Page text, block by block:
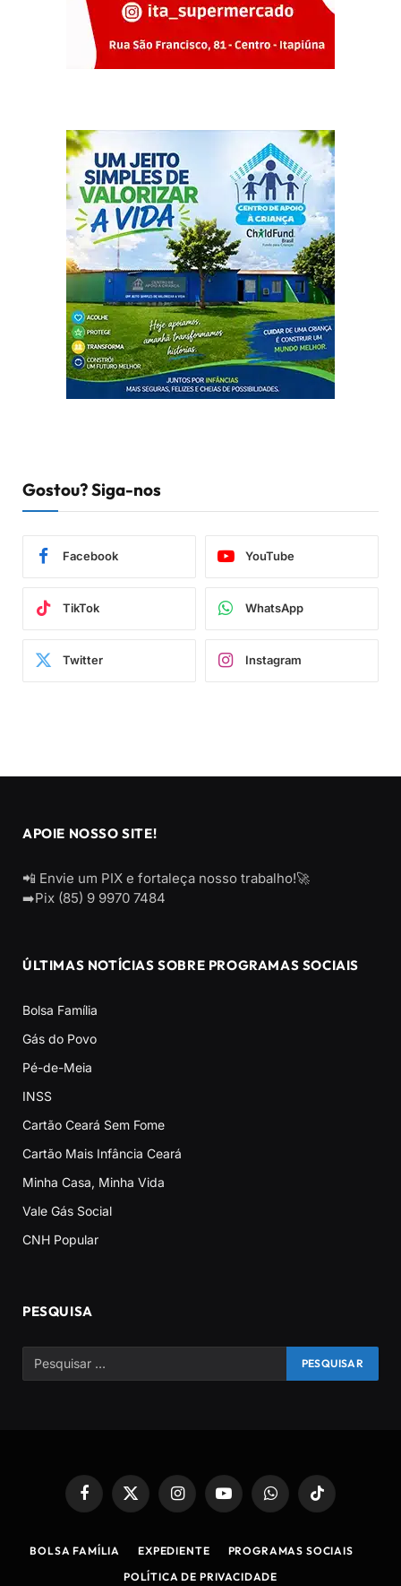
Gostou? Siga-nos
Facebook YouTube
TikTok WhatsApp
Twitter Instagram
APOIE NOSSO SITE!
📲 Envie um PIX e fortaleça nosso trabalho!🚀
➡️Pix (85) 9 9970 7484
ÚLTIMAS NOTÍCIAS SOBRE PROGRAMAS SOCIAIS
Bolsa Família
Gás do Povo
Pé-de-Meia
INSS
Cartão Ceará Sem Fome
Cartão Mais Infância Ceará
Minha Casa, Minha Vida
Vale Gás Social
CNH Popular
PESQUISA
Facebook
X
(Twitter)
InstagramYouTubeWhatsAppTikTok
BOLSA FAMÍLIA EXPEDIENTE
PROGRAMAS SOCIAIS
POLÍTICA DE PRIVACIDADE